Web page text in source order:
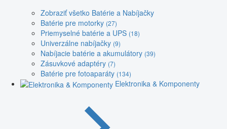
Zobraziť všetko Batérie a Nabíjačky
Batérie pre motorky (27)
Priemyselné batérie a UPS (18)
Univerzálne nabíjačky (9)
Nabíjacie batérie a akumulátory (39)
Zásuvkové adaptéry (7)
Batérie pre fotoaparáty (134)
Elektronika & Komponenty